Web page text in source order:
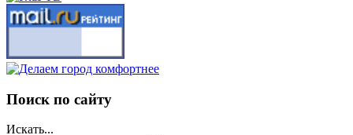
Поиск по сайту
Искать...